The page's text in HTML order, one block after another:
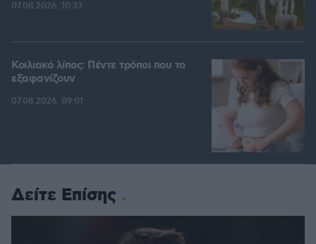
07.08.2026, 10:33
Κοιλιακό λίπος: Πέντε τρόποι που το
εξαφανίζουν
07.08.2026, 09:01
Δείτε Επίσης